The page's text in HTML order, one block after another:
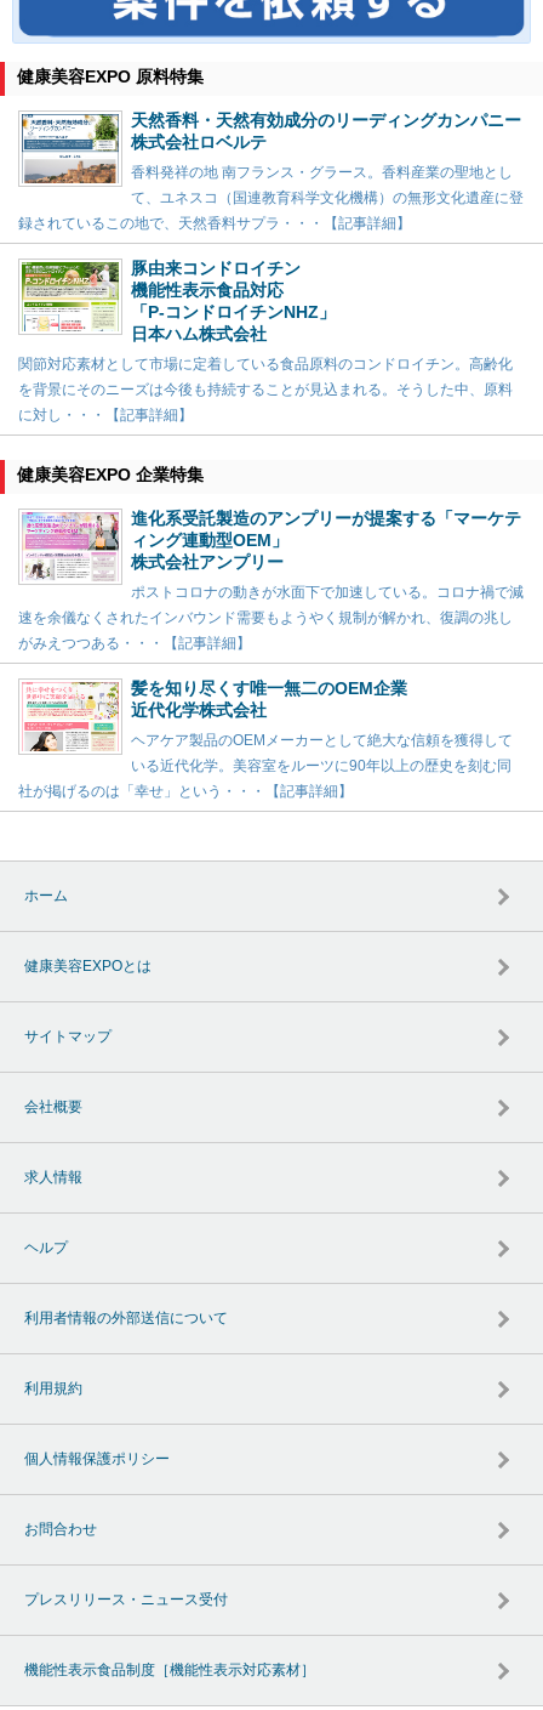
健康美容EXPO 原料特集
天然香料・天然有効成分のリーディングカンパニー
株式会社ロベルテ
香料発祥の地 南フランス・グラース。香料産業の聖地とし
て、ユネスコ（国連教育科学文化機構）の無形文化遺産に登
録されているこの地で、天然香料サプラ・・・【記事詳細】
豚由来コンドロイチン
機能性表示食品対応
「P-コンドロイチンNHZ」
日本ハム株式会社
関節対応素材として市場に定着している食品原料のコンドロイチン。高齢化
を背景にそのニーズは今後も持続することが見込まれる。そうした中、原料
に対し・・・【記事詳細】
健康美容EXPO 企業特集
進化系受託製造のアンプリーが提案する「マーケテ
ィング連動型OEM」
株式会社アンプリー
ポストコロナの動きが水面下で加速している。コロナ禍で減
速を余儀なくされたインバウンド需要もようやく規制が解かれ、復調の兆し
がみえつつある・・・【記事詳細】
髪を知り尽くす唯一無二のOEM企業
近代化学株式会社
ヘアケア製品のOEMメーカーとして絶大な信頼を獲得して
いる近代化学。美容室をルーツに90年以上の歴史を刻む同
社が掲げるのは「幸せ」という・・・【記事詳細】
ホーム
健康美容EXPOとは
サイトマップ
会社概要
求人情報
ヘルプ
利用者情報の外部送信について
利用規約
個人情報保護ポリシー
お問合わせ
プレスリリース・ニュース受付
機能性表示食品制度［機能性表示対応素材］